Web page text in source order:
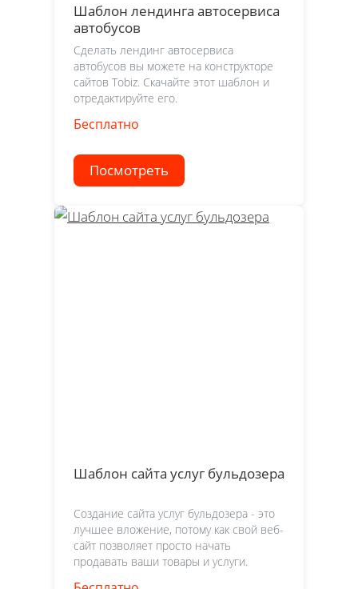
Шаблон лендинга автосервиса
автобусов
Сделать лендинг автосервиса
автобусов вы можете на конструкторе
сайтов Tobiz. Скачайте этот шаблон и
отредактируйте его.
Бесплатно
Посмотреть
Шаблон сайта услуг бульдозера
Создание сайта услуг бульдозера - это
лучшее вложение, потому как свой веб-
сайт позволяет просто начать
продавать ваши товары и услуги.